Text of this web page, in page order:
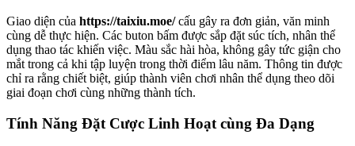
Giao diện của https://taixiu.moe/cấu gây ra đơn giản, văn minh
cùng dễ thực hiện. Các buton bấm được sắp đặt súc tích, nhân thể
dụng thao tác khiến việc. Màu sắc hài hòa, không gây tức giận cho
mắt trong cả khi tập luyện trong thời điểm lâu năm. Thông tin được
chỉ ra rằng chiết biệt, giúp thành viên chơi nhân thể dụng theo dõi
giai đoạn chơi cùng những thành tích.
Tính Năng Đặt Cược Linh Hoạt cùng Đa Dạng